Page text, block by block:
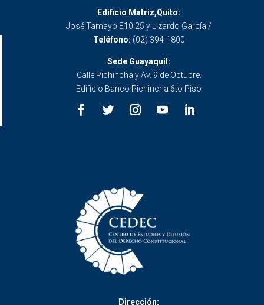
Edificio Matriz,Quito:
José Tamayo E10 25 y Lizardo García /
Teléfono: (02) 394-1800
Sede Guayaquil:
Calle Pichincha y Av. 9 de Octubre.
Edificio Banco Pichincha 6to Piso
Dirección: